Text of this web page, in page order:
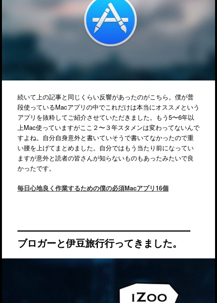
続いて上の記事と同じくらい反響があったのがこちら。僕が普
段使っているMacアプリの中でこれだけは本当にオススメという
アプリを抜粋してご紹介させていただきました。もう5〜6年以
上Mac使っていますがここ２〜３年スタメンは変わってないんで
すよね。自分自身意外と書いていそうで書いてなかったので重
い腰を上げてまとめました。自分ではもう当たり前になってい
ますが意外と読者の皆さんが知らないものもあったみたいで良
かったです。
毎日心地良く作業するための僕の必須Macアプリ16個
ブロガーと伊豆旅行行ってきました。